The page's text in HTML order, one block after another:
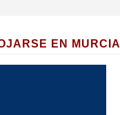
EN MURCIA